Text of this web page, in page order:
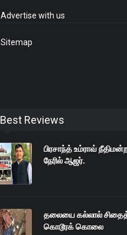
Advertise with us
Sitemap
Best Reviews
பிரசாந்த் உம்ராவ்
நேரில் ஆஜர்.
தலையை கல்லால்
கொடூரக் கொலை